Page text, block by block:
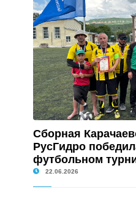
Сборная
РусГидро
футбольном
22.06.2026